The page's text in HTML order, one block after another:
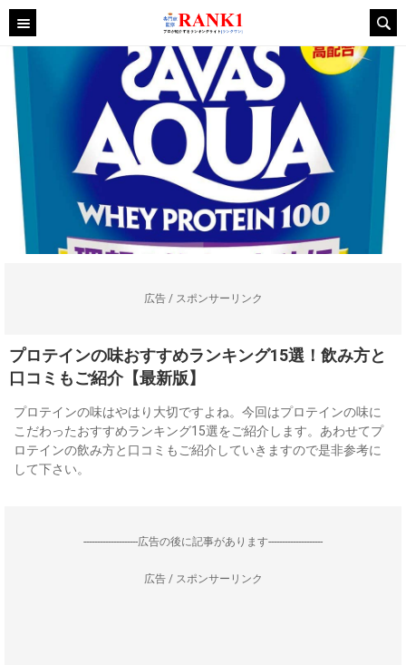
広告 / スポンサーリンク
プロテインの味おすすめランキング15選！飲み方と
口コミもご紹介【最新版】
プロテインの味はやはり大切ですよね。今回はプロテインの味に
こだわったおすすめランキング15選をご紹介します。あわせてプ
ロテインの飲み方と口コミもご紹介していきますので是非参考に
して下さい。
--------------------広告の後に記事があります--------------------
広告 / スポンサーリンク